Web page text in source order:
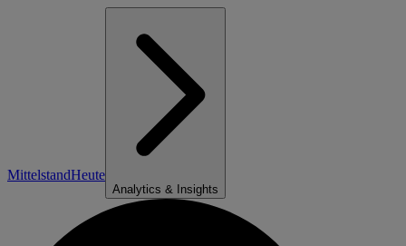
MittelstandHeute
Analytics & Insights